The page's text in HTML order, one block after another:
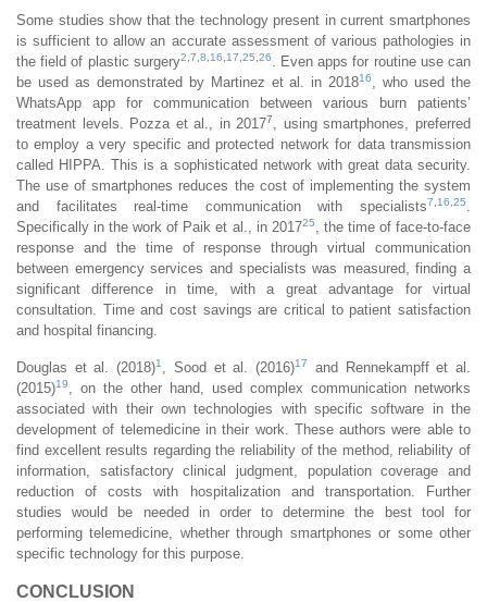
Some studies show that the technology present in current smartphones
is sufficient to allow an accurate assessment of various pathologies in
the field of plastic surgery2 7 8 16 17 25 26
. Even apps for routine use can
be used as demonstrated by Martinez et al. in 201816
, who used the
WhatsApp app for communication between various burn patients’
treatment levels. Pozza et al., in 20177
, using smartphones, preferred
to employ a very specific and protected network for data transmission
called HIPPA. This is a sophisticated network with great data security.
The use of smartphones reduces the cost of implementing the system
and facilitates real-time communication with specialists7 16 25
Specifically in the work of Paik et al., in 201725
, the time of face-to-face
response and the time of response through virtual communication
between emergency services and specialists was measured, finding a
significant difference in time, with a great advantage for virtual
consultation. Time and cost savings are critical to patient satisfaction
and hospital financing.
Douglas et al. (2018)1 , Sood et al. (2016)17
and Rennekampff et al.
(2015)19
, on the other hand, used complex communication networks
associated with their own technologies with specific software in the
development of telemedicine in their work. These authors were able to
find excellent results regarding the reliability of the method, reliability of
information, satisfactory clinical judgment, population coverage and
reduction of costs with hospitalization and transportation. Further
studies would be needed in order to determine the best tool for
performing telemedicine, whether through smartphones or some other
specific technology for this purpose.
CONCLUSION